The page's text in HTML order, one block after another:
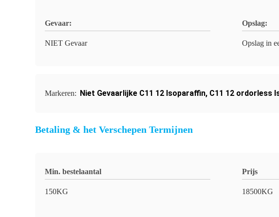
Gevaar:
NIET Gevaar
Opslag:
Opslag in
Markeren: Niet Gevaarlijke C11 12 Isoparaffin, C11 12 ordorless
Betaling & het Verschepen Termijnen
Min. bestelaantal
150KG
Prijs
18500KG